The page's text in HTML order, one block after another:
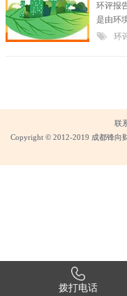
环评报
是由环
域周边
环
联
Copyright © 2012-2019 成都锋向
拨打电话